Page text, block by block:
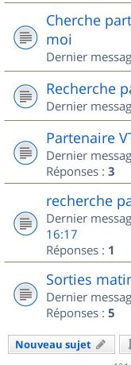
Cherche
moi
Dernier
Recherche
Dernier
Partenaire
Dernier
Réponses : 3
recherche
Dernier
16:17
Réponses : 1
Sorties
Dernier
Réponses : 5
Nouveau sujet